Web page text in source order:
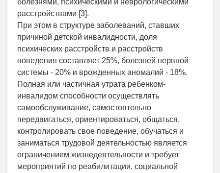
расстройствами [3].
При этом в структуре заболеваний, ставших
причиной детской инвалидности, доля
психических расстройств и расстройств
поведения составляет 25%, болезней нервной
системы - 20% и врожденных аномалий - 18%.
Полная или частичная утрата ребенком-
инвалидом способности осуществлять
самообслуживание, самостоятельно
передвигаться, ориентироваться, общаться,
контролировать свое поведение, обучаться и
заниматься трудовой деятельностью является
ограничением жизнедеятельности и требует
мероприятий по реабилитации, социальной